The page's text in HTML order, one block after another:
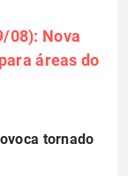
08): Nova
áreas do
tornado